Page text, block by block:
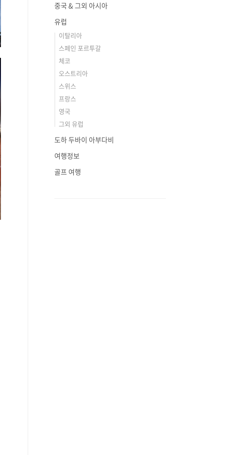
중국 & 그외 아시아
유럽
이탈리아
스페인 포르투갈
체코
오스트리아
스위스
프랑스
영국
그외 유럽
도하 두바이 아부다비
여행정보
골프 여행